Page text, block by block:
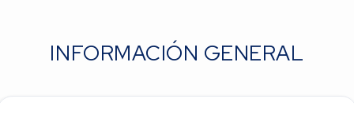
INFORMACIÓN GENERAL